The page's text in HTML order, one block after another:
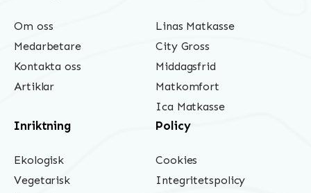
Om oss
Medarbetare
Kontakta oss
Artiklar
Linas Matkasse
City Gross
Middagsfrid
Matkomfort
Ica Matkasse
Inriktning
Ekologisk
Vegetarisk
Policy
Cookies
Integritetspolicy